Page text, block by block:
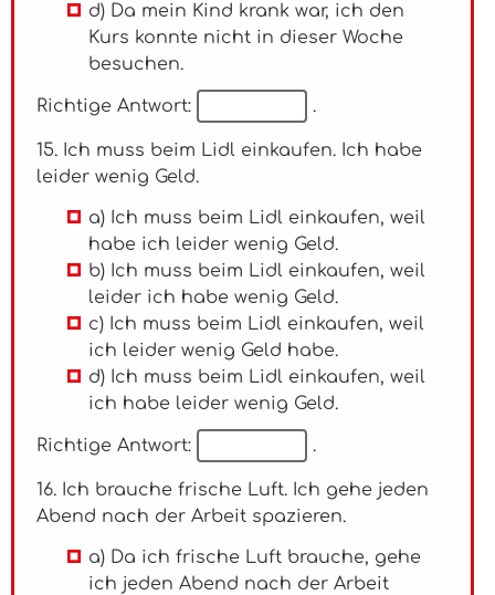
d) Da mein Kind krank war, ich den
Kurs konnte nicht in dieser Woche
besuchen.
Richtige Antwort: .
15. Ich muss beim Lidl einkaufen. Ich habe
leider wenig Geld.
a) Ich muss beim Lidl einkaufen, weil
habe ich leider wenig Geld.
b) Ich muss beim Lidl einkaufen, weil
leider ich habe wenig Geld.
c) Ich muss beim Lidl einkaufen, weil
ich leider wenig Geld habe.
d) Ich muss beim Lidl einkaufen, weil
ich habe leider wenig Geld.
Richtige Antwort: .
16. Ich brauche frische Luft. Ich gehe jeden
Abend nach der Arbeit spazieren.
a) Da ich frische Luft brauche, gehe
ich jeden Abend nach der Arbeit